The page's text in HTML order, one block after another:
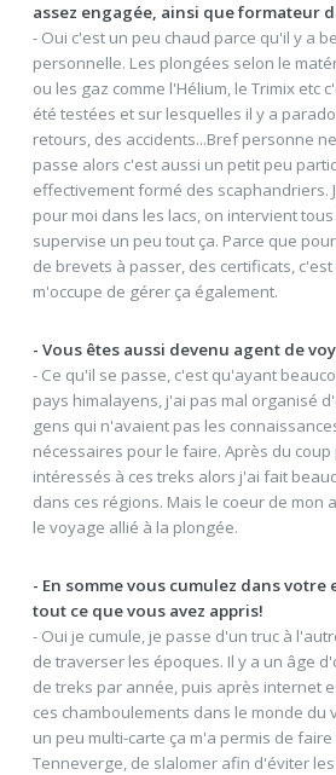
assez engagée, ainsi que formateur
- Oui c'est un peu chaud parce qu'il y a
personnelle. Les plongées selon le
ou les gaz comme l'Hélium, le Trimix etc
été testées et sur lesquelles il y a
retours, des accidents...Bref personne
passe alors c'est aussi un petit peu
effectivement formé des scaphandriers.
pour moi dans les lacs, on intervient
supervise un peu tout ça. Parce que
de brevets à passer, des certificats,
m'occupe de gérer ça également.
- Vous êtes aussi devenu agent de
- Ce qu'il se passe, c'est qu'ayant
pays himalayens, j'ai pas mal organisé
gens qui n'avaient pas les
nécessaires pour le faire. Après du
intéressés à ces treks alors j'ai fait
dans ces régions. Mais le coeur de mon
le voyage allié à la plongée.
- En somme vous cumulez dans votre
tout ce que vous avez appris!
- Oui je cumule, je passe d'un truc à
de traverser les époques. Il y a un âge
de treks par année, puis après internet
ces chamboulements dans le monde du
un peu multi-carte ça m'a permis de
Tenneverge, de slalomer afin d'éviter